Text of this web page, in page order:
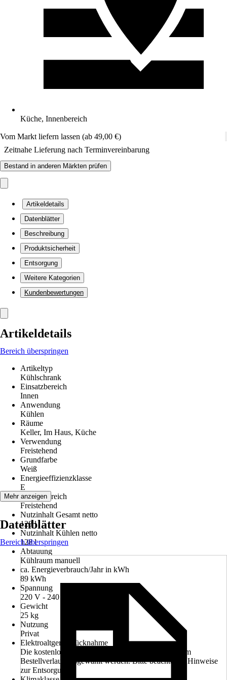
Küche, Innenbereich
Vom Markt liefern lassen (ab 49,00 €)
Zeitnahe Lieferung nach Terminvereinbarung
Bestand in anderen Märkten prüfen
Artikeldetails
Datenblätter
Beschreibung
Produktsicherheit
Entsorgung
Weitere Kategorien
Kundenbewertungen
Artikeldetails
Bereich überspringen
Artikeltyp
Kühlschrank
Einsatzbereich
Innen
Anwendung
Kühlen
Räume
Keller, Im Haus, Küche
Verwendung
Freistehend
Grundfarbe
Weiß
Energieeffizienzklasse
E
Einsatzbereich
Freistehend
Nutzinhalt Gesamt netto
128 l
Nutzinhalt Kühlen netto
128 l
Abtauung
Kühlraum manuell
ca. Energieverbrauch/Jahr in kWh
89 kWh
Spannung
220 V - 240 V
Gewicht
25 kg
Nutzung
Privat
Elektroaltgerät-Rücknahme
Die kostenlose Rückgabe des Elektro-Geräts kann im
Bestellverlauf ausgewählt werden. Bitte beachte die Hinweise
zur Entsorgung.
Mehr anzeigen
Datenblätter
Bereich überspringen